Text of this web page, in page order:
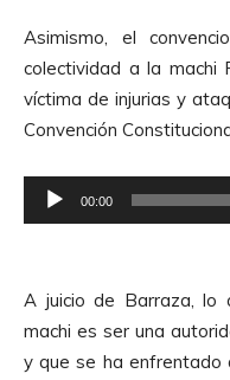
e
A
u
d
o
d
u
c
t
e
A
u
Asimismo, el
colectividad a la machi
víctima de injurias y
Convención
e
o
d
u
00:00
A juicio de Barraza, lo
machi es ser una
y que se ha enfrentado